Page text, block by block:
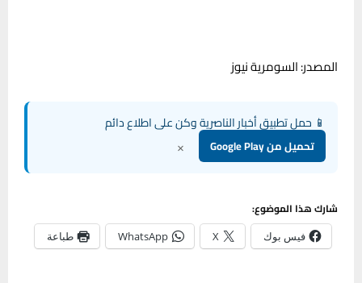
المصدر: السومرية نيوز
📱 حمل تطبيق أخبار الناصرية وكن على اطلاع دائم
تحميل من Google Play ×
شارك هذا الموضوع:
فيس بوك X
WhatsApp طباعة